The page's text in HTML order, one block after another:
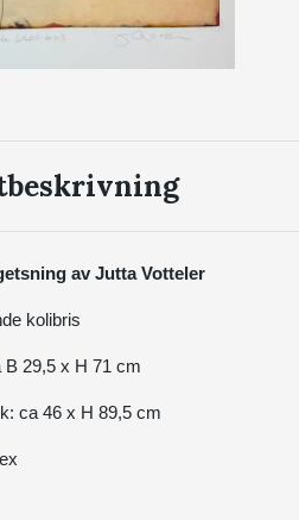
av Jutta Votteler
kolibris
B 29,5 x H 71 cm
ca 46 x H 89,5 cm